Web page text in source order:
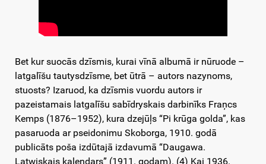
Bet kur suocās dzīsmis, kurai vīnā albumā ir nūruode –
latgalīšu tautysdzīsme, bet ūtrā – autors nazynoms,
stuosts? Izaruod, ka dzīsmis vuordu autors ir
pazeistamais latgalīšu sabīdryskais darbinīks Fraņcs
Kemps (1876–1952), kura dzejūļs “Pi krūga golda”, kas
pasaruoda ar pseidonimu Skoborga, 1910. godā
publicāts poša izdūtajā izdavumā “Daugawa.
Latwiskajs kalendars” (1911. godam). (4) Kai 1936.